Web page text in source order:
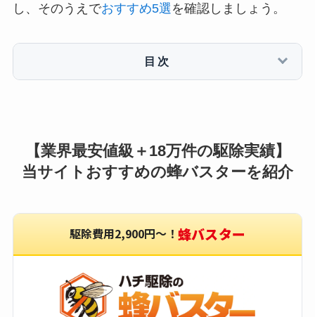
し、そのうえでおすすめ5選 を確認しましょう。
目次
【業界最安値級＋18万件の駆除実績】
当サイトおすすめの蜂バスターを紹介
駆除費用2,900円〜！ 蜂バスター